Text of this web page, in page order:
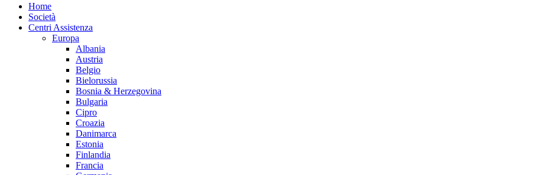
Home
Società
Centri Assistenza
Europa
Albania
Austria
Belgio
Bielorussia
Bosnia & Herzegovina
Bulgaria
Cipro
Croazia
Danimarca
Estonia
Finlandia
Francia